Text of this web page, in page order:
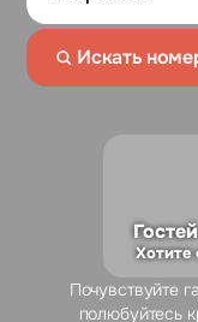
Искать
Хотите
Почувствуйте
полюбуйтесь